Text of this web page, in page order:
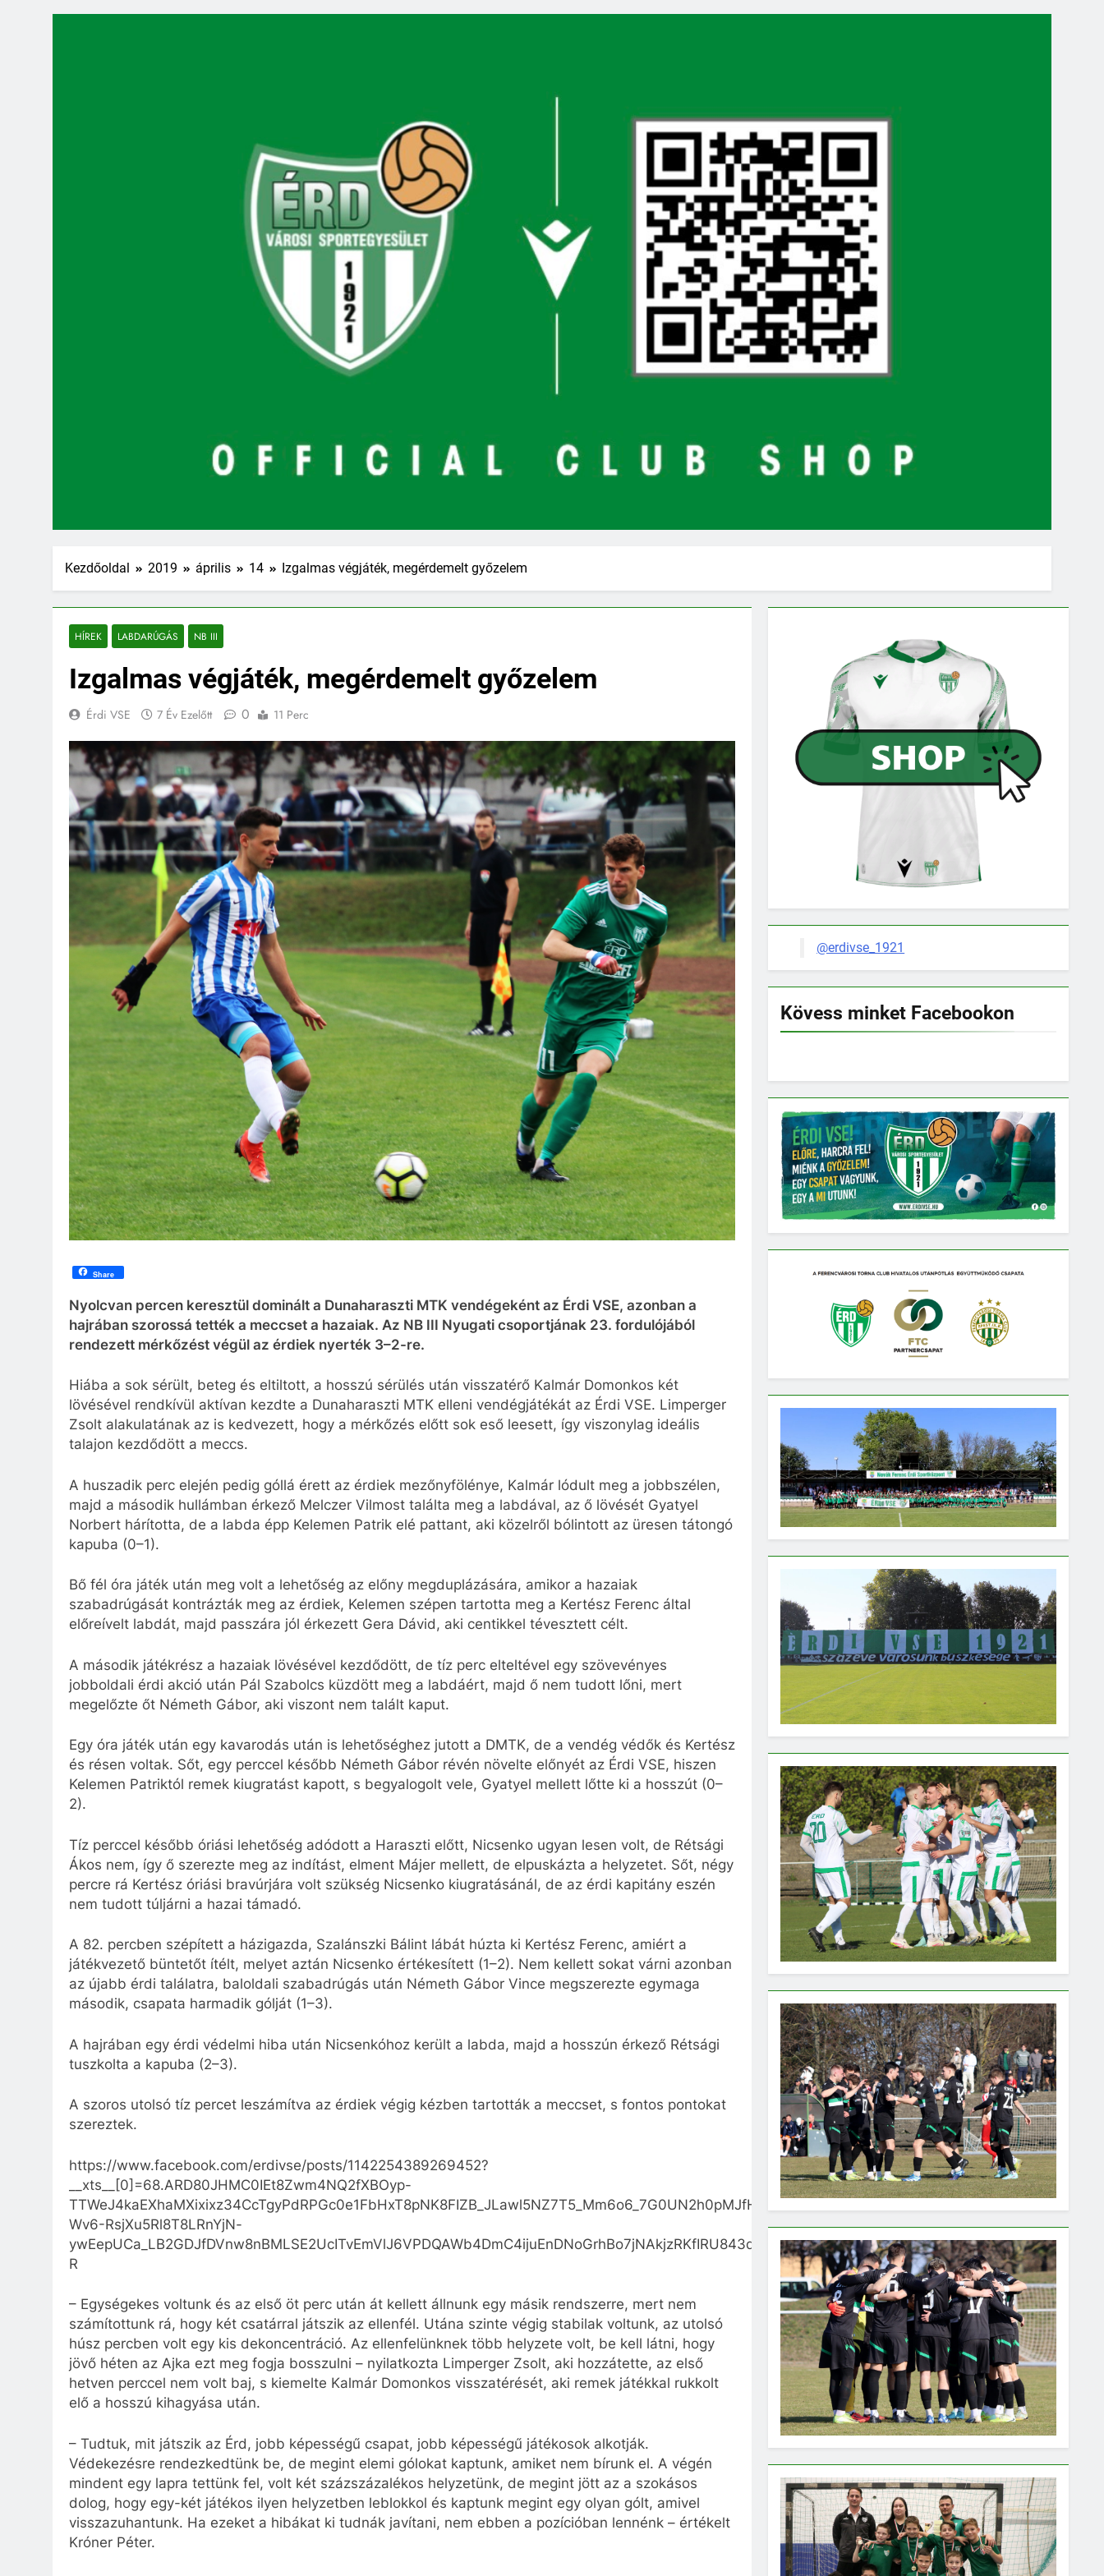
Kezdőoldal 2019 április 14 Izgalmas végjáték, megérdemelt győzelem
HÍREK LABDARÚGÁS NB III
Izgalmas végjáték, megérdemelt győzelem
Érdi VSE 7 Év Ezelőtt 0 11 Perc
Share
Nyolcvan percen keresztül dominált a Dunaharaszti MTK vendégeként az Érdi VSE, azonban a
hajrában szorossá tették a meccset a hazaiak. Az NB III Nyugati csoportjának 23. fordulójából
rendezett mérkőzést végül az érdiek nyerték 3–2-re.
Hiába a sok sérült, beteg és eltiltott, a hosszú sérülés után visszatérő Kalmár Domonkos két
lövésével rendkívül aktívan kezdte a Dunaharaszti MTK elleni vendégjátékát az Érdi VSE. Limperger
Zsolt alakulatának az is kedvezett, hogy a mérkőzés előtt sok eső leesett, így viszonylag ideális
talajon kezdődött a meccs.
A huszadik perc elején pedig góllá érett az érdiek mezőnyfölénye, Kalmár lódult meg a jobbszélen,
majd a második hullámban érkező Melczer Vilmost találta meg a labdával, az ő lövését Gyatyel
Norbert hárította, de a labda épp Kelemen Patrik elé pattant, aki közelről bólintott az üresen tátongó
kapuba (0–1).
Bő fél óra játék után meg volt a lehetőség az előny megduplázására, amikor a hazaiak
szabadrúgását kontrázták meg az érdiek, Kelemen szépen tartotta meg a Kertész Ferenc által
előreívelt labdát, majd passzára jól érkezett Gera Dávid, aki centikkel tévesztett célt.
A második játékrész a hazaiak lövésével kezdődött, de tíz perc elteltével egy szövevényes
jobboldali érdi akció után Pál Szabolcs küzdött meg a labdáért, majd ő nem tudott lőni, mert
megelőzte őt Németh Gábor, aki viszont nem talált kaput.
Egy óra játék után egy kavarodás után is lehetőséghez jutott a DMTK, de a vendég védők és Kertész
és résen voltak. Sőt, egy perccel később Németh Gábor révén növelte előnyét az Érdi VSE, hiszen
Kelemen Patriktól remek kiugratást kapott, s begyalogolt vele, Gyatyel mellett lőtte ki a hosszút (0–
2).
Tíz perccel később óriási lehetőség adódott a Haraszti előtt, Nicsenko ugyan lesen volt, de Rétsági
Ákos nem, így ő szerezte meg az indítást, elment Májer mellett, de elpuskázta a helyzetet. Sőt, négy
percre rá Kertész óriási bravúrjára volt szükség Nicsenko kiugratásánál, de az érdi kapitány eszén
nem tudott túljárni a hazai támadó.
A 82. percben szépített a házigazda, Szalánszki Bálint lábát húzta ki Kertész Ferenc, amiért a
játékvezető büntetőt ítélt, melyet aztán Nicsenko értékesített (1–2). Nem kellett sokat várni azonban
az újabb érdi találatra, baloldali szabadrúgás után Németh Gábor Vince megszerezte egymaga
második, csapata harmadik gólját (1–3).
A hajrában egy érdi védelmi hiba után Nicsenkóhoz került a labda, majd a hosszún érkező Rétsági
tuszkolta a kapuba (2–3).
A szoros utolsó tíz percet leszámítva az érdiek végig kézben tartották a meccset, s fontos pontokat
szereztek.
https://www.facebook.com/erdivse/posts/1142254389269452?
__xts__[0]=68.ARD80JHMC0IEt8Zwm4NQ2fXBOyp-
TTWeJ4kaEXhaMXixixz34CcTgyPdRPGc0e1FbHxT8pNK8FIZB_JLawl5NZ7T5_Mm6o6_7G0UN2h0pMJfHbrwVZ44H7y91kim3P6A-
Wv6-RsjXu5Rl8T8LRnYjN-
R
– Egységekes voltunk és az első öt perc után át kellett állnunk egy másik rendszerre, mert nem
számítottunk rá, hogy két csatárral játszik az ellenfél. Utána szinte végig stabilak voltunk, az utolsó
húsz percben volt egy kis dekoncentráció. Az ellenfelünknek több helyzete volt, be kell látni, hogy
jövő héten az Ajka ezt meg fogja bosszulni – nyilatkozta Limperger Zsolt, aki hozzátette, az első
hetven perccel nem volt baj, s kiemelte Kalmár Domonkos visszatérését, aki remek játékkal rukkolt
elő a hosszú kihagyása után.
– Tudtuk, mit játszik az Érd, jobb képességű csapat, jobb képességű játékosok alkotják.
Védekezésre rendezkedtünk be, de megint elemi gólokat kaptunk, amiket nem bírunk el. A végén
mindent egy lapra tettünk fel, volt két százszázalékos helyzetünk, de megint jött az a szokásos
dolog, hogy egy-két játékos ilyen helyzetben leblokkol és kaptunk megint egy olyan gólt, amivel
visszazuhantunk. Ha ezeket a hibákat ki tudnák javítani, nem ebben a pozícióban lennénk – értékelt
Króner Péter.
@erdivse_1921
Kövess minket Facebookon